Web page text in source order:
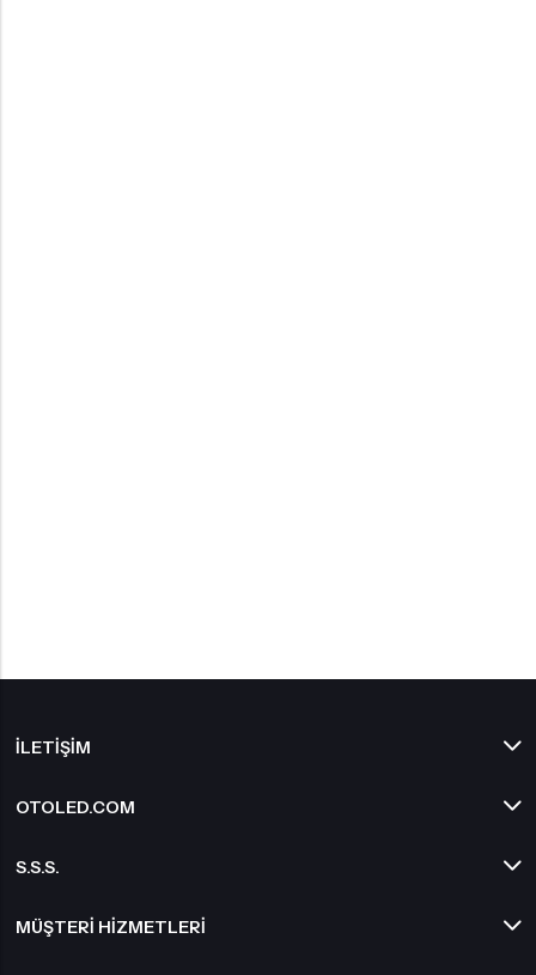
İLETIŞIM
OTOLED.COM
S.S.S.
MÜŞTERI HIZMETLERI